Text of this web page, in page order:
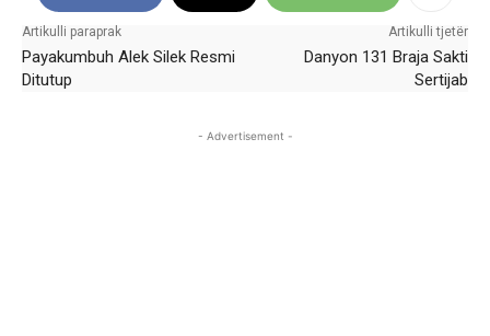
Artikulli paraprak
Payakumbuh Alek Silek Resmi
Ditutup
Artikulli tjetër
Danyon 131 Braja Sakti
Sertijab
- Advertisement -